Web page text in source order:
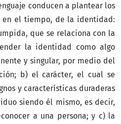
conducen a plantear los
en el tiempo, de la identidad:
que se relaciona con la
la identidad como algo
y singular, por medio del
b) el carácter, el cual se
y características duraderas
siendo él mismo, es decir,
a una persona; y c) la